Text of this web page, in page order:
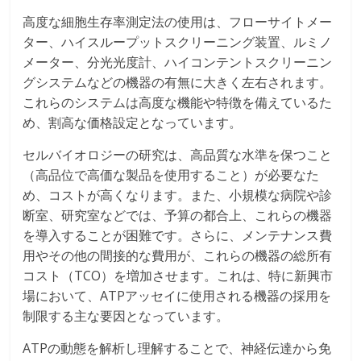
高度な細胞生存率測定法の使用は、フローサイトメー
ター、ハイスループットスクリーニング装置、ルミノ
メーター、分光光度計、ハイコンテントスクリーニン
グシステムなどの機器の有無に大きく左右されます。
これらのシステムは高度な機能や特徴を備えているた
め、割高な価格設定となっています。
セルバイオロジーの研究は、高品質な水準を保つこと
（高品位で高価な製品を使用すること）が必要なた
め、コストが高くなります。また、小規模な病院や診
断室、研究室などでは、予算の都合上、これらの機器
を導入することが困難です。さらに、メンテナンス費
用やその他の間接的な費用が、これらの機器の総所有
コスト（TCO）を増加させます。これは、特に新興市
場において、ATPアッセイに使用される機器の採用を
制限する主な要因となっています。
ATPの動態を解析し理解することで、神経伝達から免